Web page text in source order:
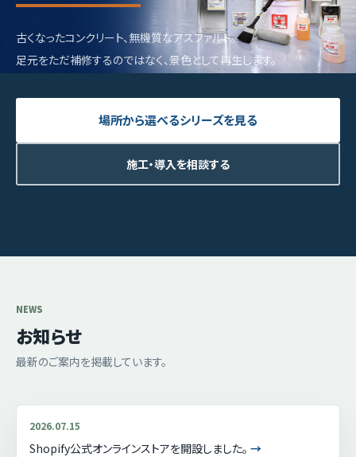
古くなったコンクリート、無機質なアスファルト。
足元をただ補修するのではなく、景色として再生します。
場所から選べるシリーズを見る
施工・導入を相談する
NEWS
お知らせ
最新のご案内を掲載しています。
2026.07.15
Shopify公式オンラインストアを開設しました。 →